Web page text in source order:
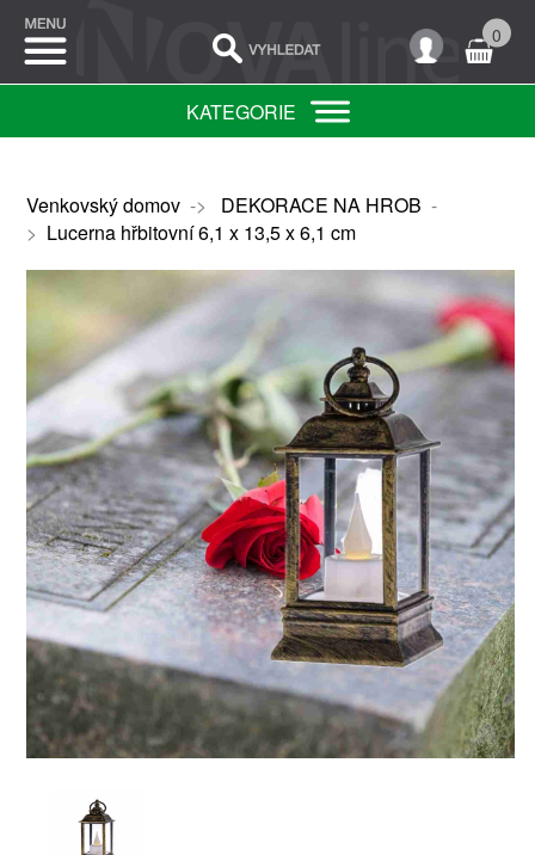
0
KATEGORIE
Venkovský domov-> DEKORACE NA HROB -
> Lucerna hřbitovní 6,1 x 13,5 x 6,1 cm